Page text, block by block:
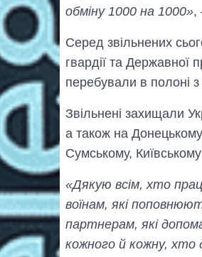
обміну 1000 на 1000»,
Серед звільнених
гвардії та Державної
перебували в полоні з
Звільнені захищали
а також на
Сумському,
«Дякую всім, хто
воїнам, які
партнерам, які
кожного й кожну, хто